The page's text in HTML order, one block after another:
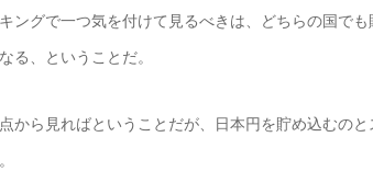
ングで一つ気を付けて見るべきは、どちらの国で
る、ということだ。
から見ればということだが、日本円を貯め込むの